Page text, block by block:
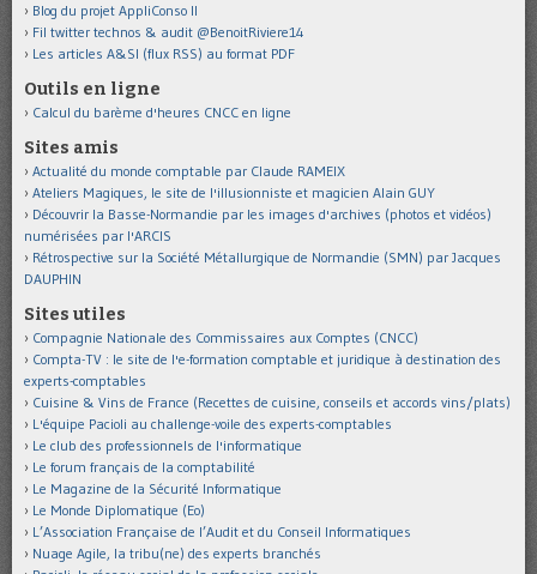
Blog du projet AppliConso II
Fil twitter technos & audit @BenoitRiviere14
Les articles A&SI (flux RSS) au format PDF
Outils en ligne
Calcul du barème d'heures CNCC en ligne
Sites amis
Actualité du monde comptable par Claude RAMEIX
Ateliers Magiques, le site de l'illusionniste et magicien Alain GUY
Découvrir la Basse-Normandie par les images d'archives (photos et vidéos)
numérisées par l'ARCIS
Rétrospective sur la Société Métallurgique de Normandie (SMN) par Jacques
DAUPHIN
Sites utiles
Compagnie Nationale des Commissaires aux Comptes (CNCC)
Compta-TV : le site de l'e-formation comptable et juridique à destination des
experts-comptables
Cuisine & Vins de France (Recettes de cuisine, conseils et accords vins/plats)
L'équipe Pacioli au challenge-voile des experts-comptables
Le club des professionnels de l'informatique
Le forum français de la comptabilité
Le Magazine de la Sécurité Informatique
Le Monde Diplomatique (Eo)
L’Association Française de l’Audit et du Conseil Informatiques
Nuage Agile, la tribu(ne) des experts branchés